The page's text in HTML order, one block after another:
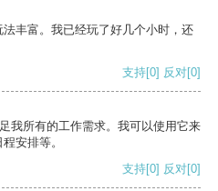
丰富。我已经玩了好几个小时，还
支持[0] 反对[0]
我所有的工作需求。我可以使用它来
安排等。
支持[0] 反对[0]